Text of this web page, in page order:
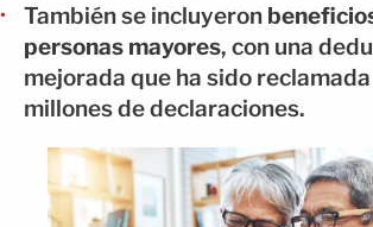
También se incluyeron
personas mayores, con una
mejorada que ha sido
millones de declaraciones.